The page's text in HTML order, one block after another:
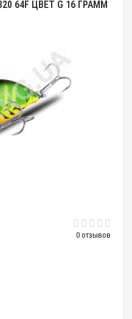
320 64F ЦВЕТ G 16 ГРАММ
0 отзывов